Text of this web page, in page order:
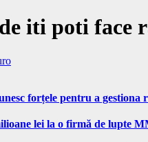
iti poti face
forțele pentru a gestiona
lei la o firmă de lupte